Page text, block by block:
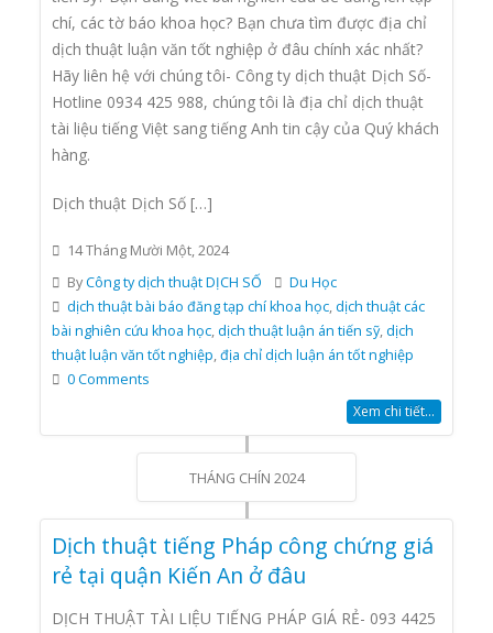
chí, các tờ báo khoa học? Bạn chưa tìm được địa chỉ
dịch thuật luận văn tốt nghiệp ở đâu chính xác nhất?
Hãy liên hệ với chúng tôi- Công ty dịch thuật Dịch Số-
Hotline 0934 425 988, chúng tôi là địa chỉ dịch thuật
tài liệu tiếng Việt sang tiếng Anh tin cậy của Quý khách
hàng.
Dịch thuật Dịch Số […]
14 Tháng Mười Một, 2024
ByCông ty dịch thuật DỊCH SỐ
Du Học
dịch thuật bài báo đăng tạp chí khoa học,dịch thuật các
bài nghiên cứu khoa học,dịch thuật luận án tiến sỹ,dịch
thuật luận văn tốt nghiệp,địa chỉ dịch luận án tốt nghiệp
0 Comments
Xem chi tiết...
THÁNG CHÍN 2024
Dịch thuật tiếng Pháp công chứng giá
rẻ tại quận Kiến An ở đâu
DỊCH THUẬT TÀI LIỆU TIẾNG PHÁP GIÁ RẺ- 093 4425